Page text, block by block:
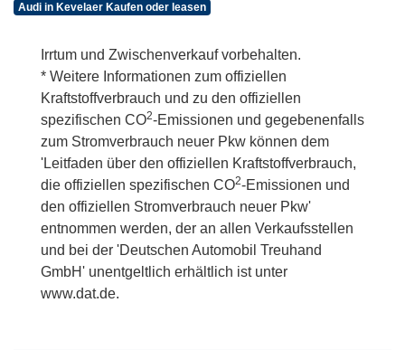
Audi in Kevelaer Kaufen oder leasen
Irrtum und Zwischenverkauf vorbehalten.
* Weitere Informationen zum offiziellen
Kraftstoffverbrauch und zu den offiziellen
spezifischen CO2-Emissionen und gegebenenfalls
zum Stromverbrauch neuer Pkw können dem
'Leitfaden über den offiziellen Kraftstoffverbrauch,
die offiziellen spezifischen CO2-Emissionen und
den offiziellen Stromverbrauch neuer Pkw'
entnommen werden, der an allen Verkaufsstellen
und bei der 'Deutschen Automobil Treuhand
GmbH' unentgeltlich erhältlich ist unter
www.dat.de.